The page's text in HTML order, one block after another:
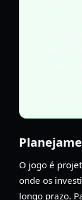
O jogo é
onde os
longo prazo.